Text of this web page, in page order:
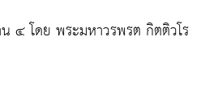
๔ โดย พระมหาวรพรต กิตติวโร